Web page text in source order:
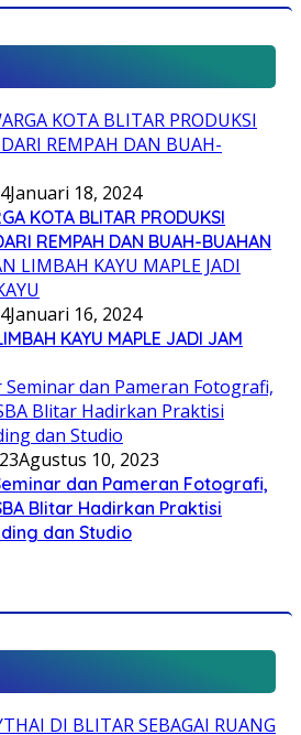
Januari 18, 2024
KOTA BLITAR PRODUKSI
REMPAH DAN BUAH-BUAHAN
Januari 16, 2024
KAYU MAPLE JADI JAM
Agustus 10, 2023
dan Pameran Fotografi,
Blitar Hadirkan Praktisi
dan Studio